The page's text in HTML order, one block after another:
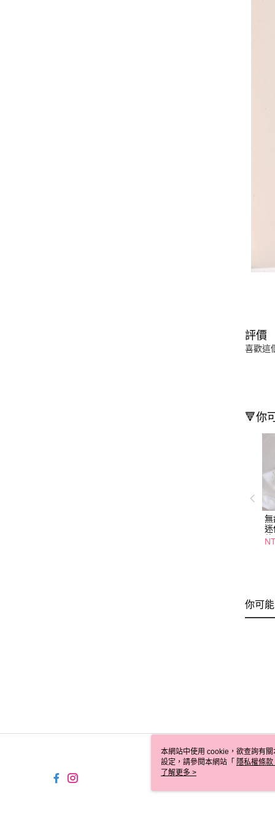
評價
喜歡這
🔻你
無
迷
你可
本網站中使用 cookie，欲查詢有
設定，請參閱本網站「 隱私權條款
使用 cookie。
了解更多 >